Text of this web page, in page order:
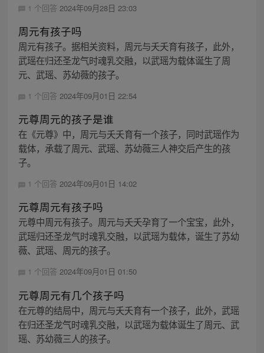
1 个回答 2024年09月28日 23:03
周元有孩子吗
周元有孩子。据相关资料，周元与夭夭育有孩子，此外，
武瑶在归还圣龙气时魂乳交融，以武瑶为载体诞生了周
元、武瑶、苏幼薇的孩子。
1 个回答 2024年09月01日 22:54
元尊周元的孩子是谁
在《元尊》中，周元与夭夭育有一个孩子，同时武瑶作为
载体，承载了周元、武瑶、苏幼薇三人神交后产生的孩
子。
1 个回答 2024年09月01日 14:02
元尊周元有孩子吗
元尊中周元有孩子。周元与夭夭孕育了一个宝宝，此外，
武瑶归还圣龙气时魂乳交融，以武瑶为载体，诞生了苏幼
薇、武瑶、周元的孩子。
1 个回答 2024年09月01日 01:50
元尊周元有几个孩子吗
在元尊的结局中，周元与夭夭育有一个孩子，此外，武瑶
在归还圣龙气时魂乳交融，以武瑶为载体诞生了周元、武
瑶、苏幼薇三人的孩子。